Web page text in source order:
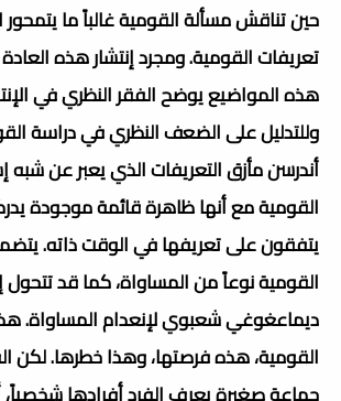
حين تناقش مسألة القومية غالباً ما
تعريفات القومية. ومجرد إنتشار هذه
هذه المواضيع يوضح الفقر النظري في
وللتدليل على الضعف النظري في دراسة
أندرسن مأزق التعريفات الذي يعبر عن شبه
القومية مع أنها ظاهرة قائمة موجودة
يتفقون على تعريفها في الوقت ذاته.
القومية نوعاً من المساواة، كما قد
ديماعغوغي شعبوي لإنعدام المساواة.
القومية، هذه فرصتها، وهذا خطرها. لكن